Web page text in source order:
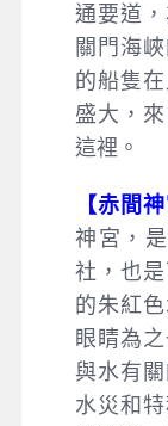
通要道
關門海
的船隻
盛大，
這裡。
【赤間神
神宮，
社，也
的朱紅
眼睛為
與水有
水災和